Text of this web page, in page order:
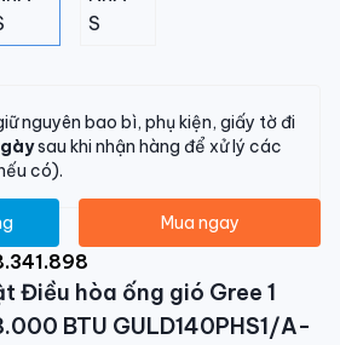
nguyên bao bì, phụ kiện, giấy tờ đi
sau khi nhận hàng để xử lý các
có).
Mua ngay
Điều hòa ống gió Gree 1
BTU GULD140PHS1/A-